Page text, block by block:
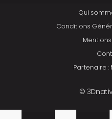
Qui
Conditions
Partenaire :
©